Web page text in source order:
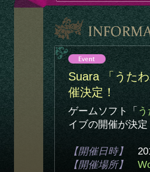
Suara 「うた
催決定！
ゲームソフト「
イブの開催が決
【開催日時】
【開催場所】